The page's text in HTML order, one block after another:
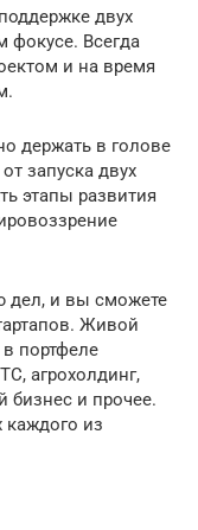
двух
фокусе. Всегда
и на время
держать в голове
запуска двух
этапы развития
дел, и вы сможете
Живой
портфеле
агрохолдинг,
бизнес и прочее.
из